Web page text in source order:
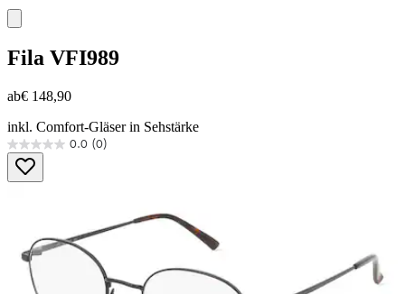
Fila VFI989
ab€ 148,90
inkl. Comfort-Gläser in Sehstärke
0.0 (0)
0.0
von
5